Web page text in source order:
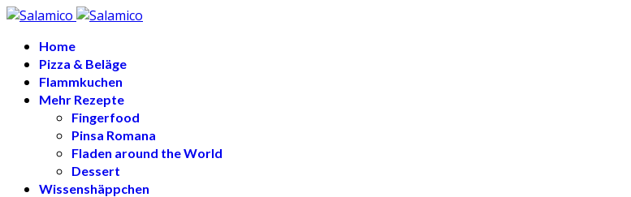
Home
Pizza & Beläge
Flammkuchen
Mehr Rezepte
Fingerfood
Pinsa Romana
Fladen around the World
Dessert
Wissenshäppchen